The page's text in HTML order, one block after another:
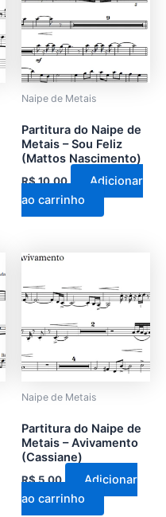
Naipe de Metais
Partitura do Naipe de
Metais – Sou Feliz
(Mattos Nascimento)
R$10,00
Adicionar
ao carrinho
Naipe de Metais
Partitura do Naipe de
Metais – Avivamento
(Cassiane)
R$5,00
Adicionar
ao carrinho